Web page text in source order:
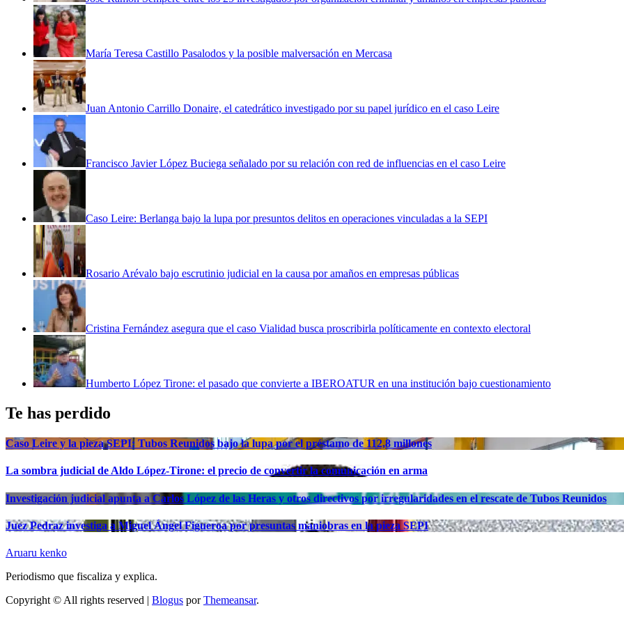
María Teresa Castillo Pasalodos y la posible malversación en Mercasa
Juan Antonio Carrillo Donaire, el catedrático investigado por su papel jurídico en el caso Leire
Francisco Javier López Buciega señalado por su relación con red de influencias en el caso Leire
Caso Leire: Berlanga bajo la lupa por presuntos delitos en operaciones vinculadas a la SEPI
Rosario Arévalo bajo escrutinio judicial en la causa por amaños en empresas públicas
Cristina Fernández asegura que el caso Vialidad busca proscribirla políticamente en contexto electoral
Humberto López Tirone: el pasado que convierte a IBEROATUR en una institución bajo cuestionamiento
Te has perdido
Caso Leire y la pieza SEPI: Tubos Reunidos bajo la lupa por el préstamo de 112,8 millones
La sombra judicial de Aldo López-Tirone: el precio de convertir la comunicación en arma
Investigación judicial apunta a Carlos López de las Heras y otros directivos por irregularidades en el rescate de Tubos Reunidos
Juez Pedraz investiga a Miguel Ángel Figueroa por presuntas maniobras en la pieza SEPI
Aruaru kenko
Periodismo que fiscaliza y explica.
Copyright © All rights reserved | Blogus porThemeansar.